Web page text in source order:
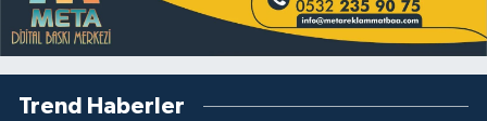
Trend Haberler